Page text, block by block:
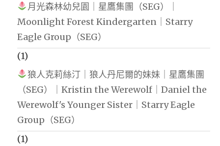
月光森林幼兒園｜星鷹集團（SEG）｜
Moonlight Forest Kindergarten｜Starry
Eagle Group（SEG）
(1)
狼人克莉絲汀｜狼人丹尼爾的妹妹｜星鷹集團
（SEG）｜Kristin the Werewolf｜Daniel the
Werewolf's Younger Sister｜Starry Eagle
Group（SEG）
(1)